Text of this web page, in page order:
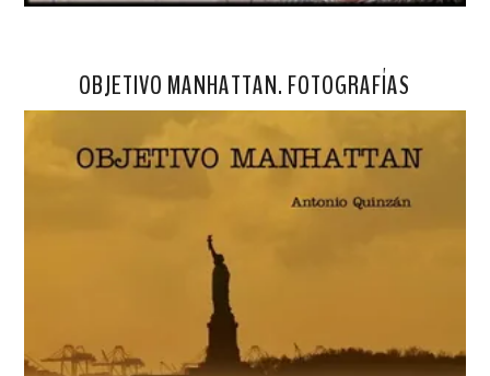
OBJETIVO MANHATTAN. FOTOGRAFÍAS